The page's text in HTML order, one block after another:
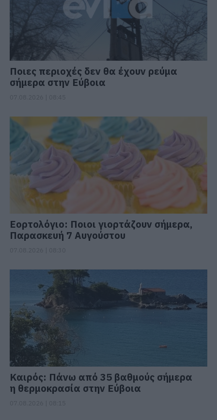
Ποιες περιοχές δεν θα έχουν ρεύμα
σήμερα στην Εύβοια
Εορτολόγιο: Ποιοι γιορτάζουν σήμερα,
Παρασκευή 7 Αυγούστου
Καιρός: Πάνω από 35 βαθμούς σήμερα
η θερμοκρασία στην Εύβοια